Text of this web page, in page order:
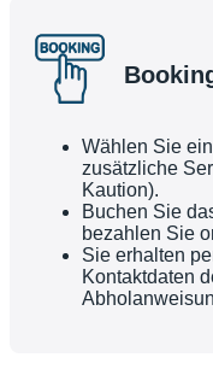
Wählen Sie
zusätzliche
Kaution).
Buchen Sie
bezahlen Sie
Sie erhalten
Kontaktdaten